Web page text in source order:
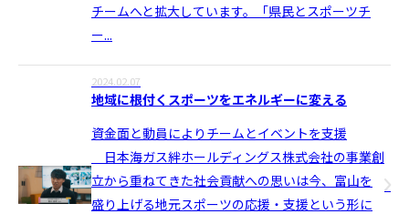
チームへと拡大しています。「県民とスポーツチ
ー...
2024.02.07
地域に根付くスポーツをエネルギーに変える
資金面と動員によりチームとイベントを支援
日本海ガス絆ホールディングス株式会社の事業創
立から重ねてきた社会貢献への思いは今、富山を
盛り上げる地元スポーツの応援・支援という形に